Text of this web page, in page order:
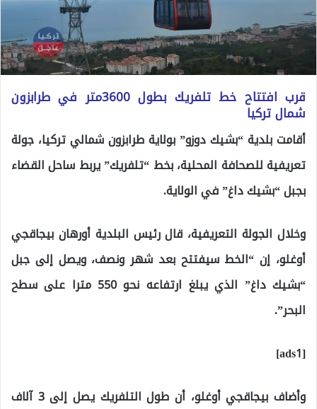
قرب افتتاح خط تلفريك بطول 3600متر في طرابزون
شمال تركيا
أقامت بلدية “بشيك دوزو” بولاية طرابزون شمالي تركيا، جولة
تعريفية للصحافة المحلية، بخط “تلفريك” يربط ساحل القضاء
بجبل “بشيك داغ” في الولاية.
وخلال الجولة التعريفية، قال رئيس البلدية أورهان بيجاقجي
أوغلو، إن “الخط سيفتتح بعد شهر ونصف، ويصل إلى جبل
“بشيك داغ” الذي يبلغ ارتفاعه نحو 550 مترا على سطح
البحر”.
[ads1]
وأضاف بيجاقجي أوغلو، أن طول التلفريك يصل إلى 3 آلاف